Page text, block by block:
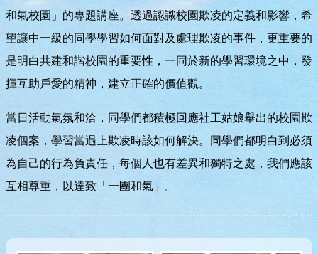
和氣校園」的專題講座。透過認識校園欺凌的定義和影響，希
望讓中一級的同學學習如何面對及處理欺凌的事件，更重要的
是明白共建和諧校園的重要性，一同於新的學習環境之中，發
揮互助戶愛的精神，建立正確的價值觀。
當日活動氣氛和洽，同學們都積極回應社工姑娘舉出的校園欺
凌個案，學習當遇上欺凌時該如何解決。同學們都明白到必須
為自己的行為負責任，每個人也有差異和獨特之處，我們應該
互相尊重，以達致「一團和氣」。